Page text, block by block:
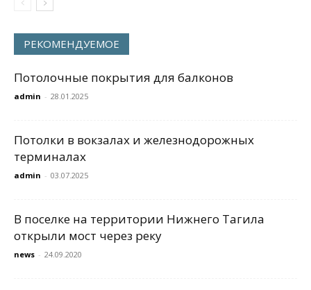
РЕКОМЕНДУЕМОЕ
Потолочные покрытия для балконов
admin - 28.01.2025
Потолки в вокзалах и железнодорожных
терминалах
admin - 03.07.2025
В поселке на территории Нижнего Тагила
открыли мост через реку
news - 24.09.2020